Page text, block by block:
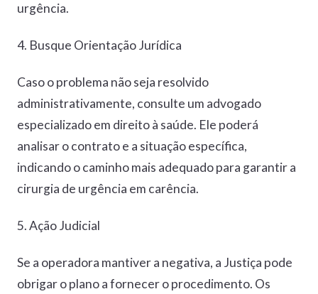
urgência.
4. Busque Orientação Jurídica
Caso o problema não seja resolvido
administrativamente, consulte um advogado
especializado em direito à saúde. Ele poderá
analisar o contrato e a situação específica,
indicando o caminho mais adequado para garantir a
cirurgia de urgência em carência.
5. Ação Judicial
Se a operadora mantiver a negativa, a Justiça pode
obrigar o plano a fornecer o procedimento. Os